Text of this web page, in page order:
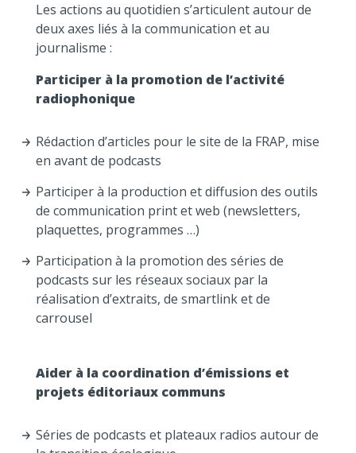
Les actions au quotidien s’articulent autour de
deux axes liés à la communication et au
journalisme :
Participer à la promotion de l’activité
radiophonique
Rédaction d’articles pour le site de la FRAP, mise
en avant de podcasts
Participer à la production et diffusion des outils
de communication print et web (newsletters,
plaquettes, programmes …)
Participation à la promotion des séries de
podcasts sur les réseaux sociaux par la
réalisation d’extraits, de smartlink et de
carrousel
Aider à la coordination d’émissions et
projets éditoriaux communs
Séries de podcasts et plateaux radios autour de